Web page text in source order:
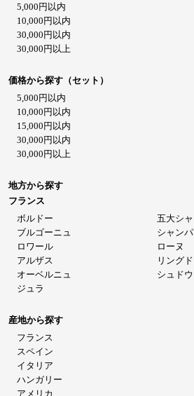
5,000円以内
10,000円以内
30,000円以内
30,000円以上
価格から探す（セット）
5,000円以内
10,000円以内
15,000円以内
30,000円以内
30,000円以上
地方から探す
フランス
ボルドー
五大シ
ブルゴーニュ
シャン
ロワール
ローヌ
アルザス
リング
オーベルニュ
シュド
ジュラ
産地から探す
フランス
スペイン
イタリア
ハンガリー
アメリカ